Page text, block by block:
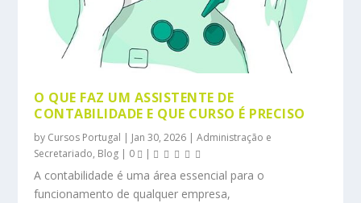
O QUE FAZ UM ASSISTENTE DE
CONTABILIDADE E QUE CURSO É PRECISO
by Cursos Portugal | Jan 30, 2026 |Administração e
Secretariado, Blog | 0 |
A contabilidade é uma área essencial para o
funcionamento de qualquer empresa,